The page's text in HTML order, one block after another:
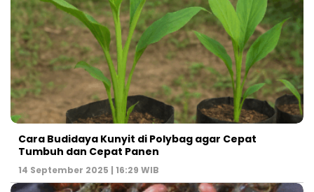
Cara Budidaya Kunyit di Polybag agar Cepat
Tumbuh dan Cepat Panen
14 September 2025 | 16:29 WIB